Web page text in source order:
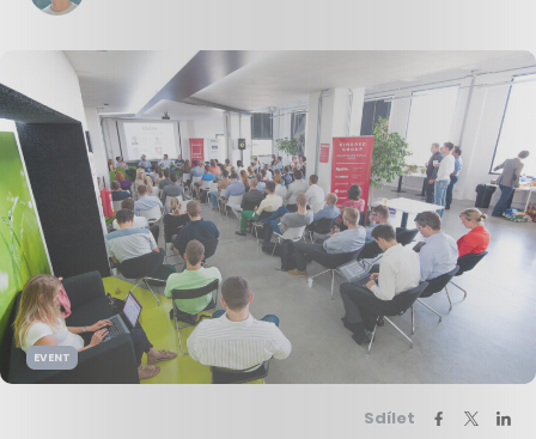
EVENT
Sdílet